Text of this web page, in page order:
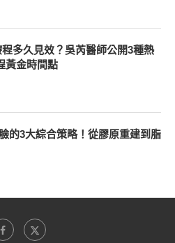
多久見效？吳芮醫師公開3種熱
黃金時間點
的3大綜合策略！從膠原重建到脂